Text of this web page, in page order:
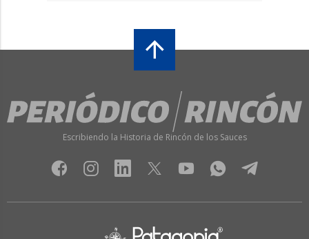
Escribiendo la Historia de Rincón de los Sauces